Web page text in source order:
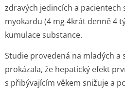
zdravých jedincích a
myokardu (4 mg 4krát denně 4
kumulace substance.
Studie provedená na mladých a
prokázala, že hepatický efekt
s přibývajícím věkem snižuje a